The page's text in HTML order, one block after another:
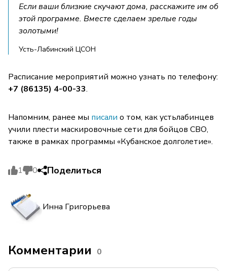
Если ваши близкие скучают дома, расскажите им об
этой программе. Вместе сделаем зрелые годы
золотыми!
Усть-Лабинский ЦСОН
Расписание мероприятий можно узнать по телефону:
+7 (86135) 4-00-33.
Напомним, ранее мы писали о том, как устьлабинцев
учили плести маскировочные сети для бойцов СВО,
также в рамках программы «Кубанское долголетие».
1 0 Поделиться
Инна Григорьева
Комментарии 0